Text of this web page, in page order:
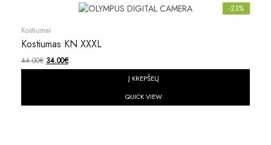
-23%
Kostiumai
Kostiumas KN XXXL
44.00€ 34.00€
Į KREPŠELĮ
QUICK VIEW